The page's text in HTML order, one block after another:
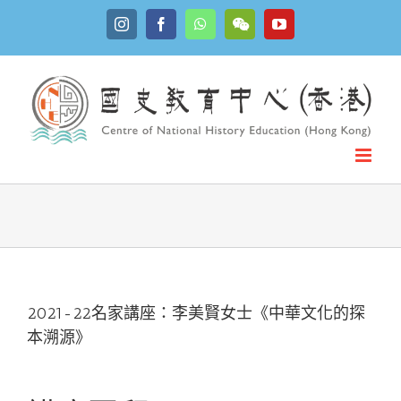
InstagramFacebookWhatsApp
WeChat
YouTube
2021-22名家講座：李美賢女士《中華文化的探
本溯源》